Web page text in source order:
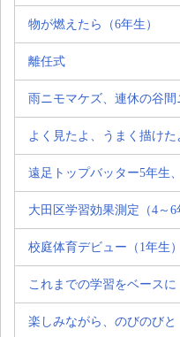
物が燃えたら（6年生）
離任式
雨ニモマケズ、連休の谷間
よく見たよ、うまく描けた
遠足トップバッター5年生
大田区学習効果測定（4～6
校庭体育デビュー（1年生）
これまでの学習をベースに
楽しみながら、のびのびと